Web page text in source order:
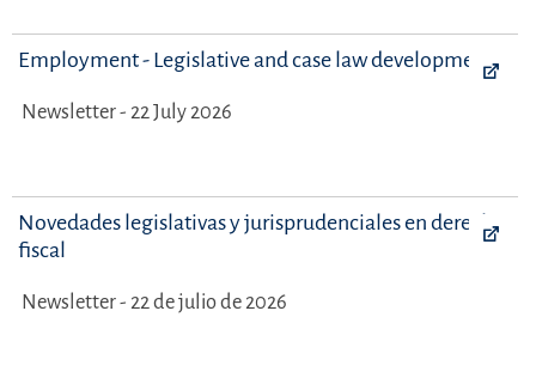
Employment - Legislative and case law developments
Newsletter - 22 July 2026
Novedades legislativas y jurisprudenciales en derecho
fiscal
Newsletter - 22 de julio de 2026